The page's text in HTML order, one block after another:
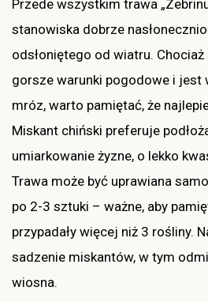
Przede wszystkim trawa
stanowiska dobrze
odsłoniętego od wiatru.
gorsze warunki pogodowe i jest
mróz, warto pamiętać, że
Miskant chiński preferuje
umiarkowanie żyzne, o lekko
Trawa może być uprawiana
po 2-3 sztuki – ważne, aby
przypadały więcej niż 3 rośliny.
sadzenie miskantów, w tym
wiosna.